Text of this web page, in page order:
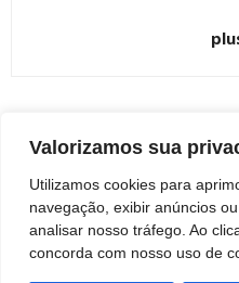
Valorizamos sua
Utilizamos cookies para
navegação, exibir anúncios
analisar nosso tráfego. Ao
concorda com nosso uso de
ARTIGOS RELACIONADOS
Botucatu:
liberada